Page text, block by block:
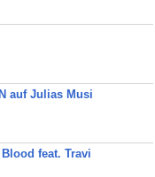
auf Julias Musi
feat. Travi